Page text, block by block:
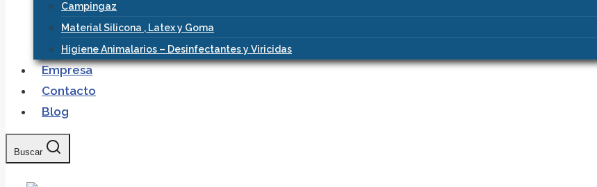
Campingaz
Material Silicona , Latex y Goma
Higiene Animalarios – Desinfectantes y Viricidas
Empresa
Contacto
Blog
Buscar